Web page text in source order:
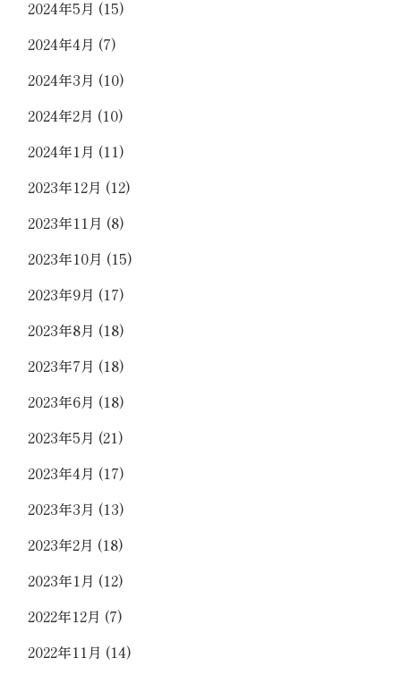
2024年5月 (15)
2024年4月 (7)
2024年3月 (10)
2024年2月 (10)
2024年1月 (11)
2023年12月 (12)
2023年11月 (8)
2023年10月 (15)
2023年9月 (17)
2023年8月 (18)
2023年7月 (18)
2023年6月 (18)
2023年5月 (21)
2023年4月 (17)
2023年3月 (13)
2023年2月 (18)
2023年1月 (12)
2022年12月 (7)
2022年11月 (14)